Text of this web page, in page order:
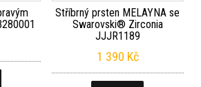
Stříbrný prsten MELAYNA se
Swarovski® Zirconia
JJJR1189
1 390 Kč